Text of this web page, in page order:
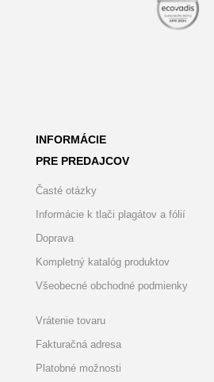
INFORMÁCIE
PRE PREDAJCOV
Časté otázky
Informácie k tlači plagátov a fólií
Doprava
Kompletný katalóg produktov
Všeobecné obchodné podmienky
Vrátenie tovaru
Fakturačná adresa
Platobné možnosti